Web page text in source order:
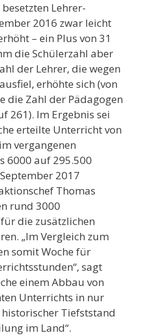
Lehrer-
2016 zwar leicht
– ein Plus von 31
die Schülerzahl aber
der Lehrer, die wegen
erhöhte sich (von
die Zahl der Pädagogen
261). Im Ergebnis sei
erteilte Unterricht von
vergangenen
6000 auf 295.500
2017
Thomas
rund 3000
die zusätzlichen
„Im Vergleich zum
somit Woche für
sagt
einem Abbau von
Unterrichts in nur
Tiefststand
im Land“.